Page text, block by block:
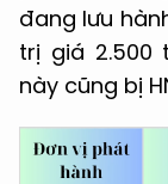
đang lưu
trị giá 2.500
này cũng bị